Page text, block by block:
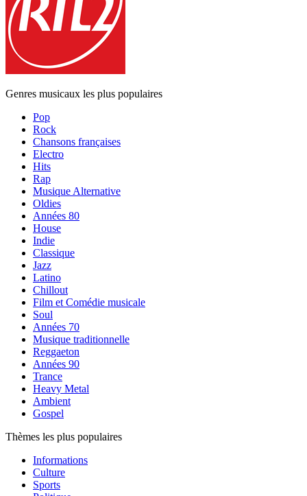
Genres musicaux les plus populaires
Pop
Rock
Chansons françaises
Electro
Hits
Rap
Musique Alternative
Oldies
Années 80
House
Indie
Classique
Jazz
Latino
Chillout
Film et Comédie musicale
Soul
Années 70
Musique traditionnelle
Reggaeton
Années 90
Trance
Heavy Metal
Ambient
Gospel
Thèmes les plus populaires
Informations
Culture
Sports